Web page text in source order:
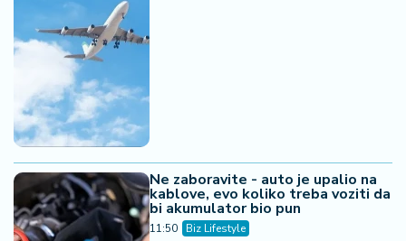
Ne zaboravite - auto je upalio na
kablove, evo koliko treba voziti da
bi akumulator bio pun
11:50 Biz Lifestyle